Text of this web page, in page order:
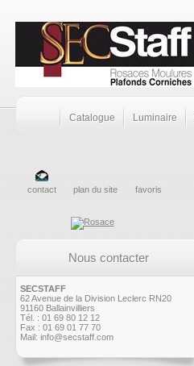
Catalogue Luminaire
contact plan du site favoris
Nous contacter
SECSTAFF
62 Avenue de la Division Leclerc RN20
91160 Ballainvilliers
Tél. : 01 69 80 12 12
Fax : 01 69 01 77 70
Mail: info@secstaff.com